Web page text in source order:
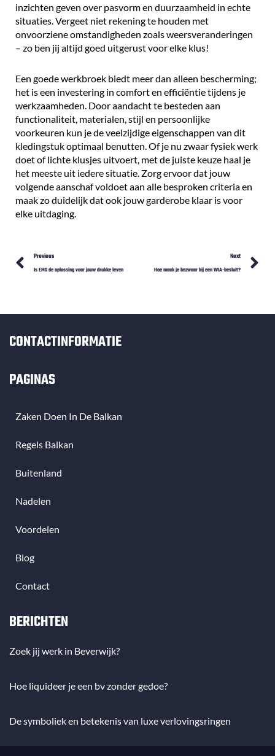
inzichten geven over pasvorm en duurzaamheid in echte
situaties. Vergeet niet rekening te houden met
onvoorziene omstandigheden zoals weersveranderingen
– zo ben jij altijd goed uitgerust voor elke klus!
Een goede werkbroek biedt meer dan alleen bescherming;
het is een investering in comfort en efficiëntie tijdens je
werkzaamheden. Door aandacht te besteden aan
functionaliteit, materialen, stijl en persoonlijke
voorkeuren kun je de veelzijdige eigenschappen van dit
kledingstuk optimaal benutten. Of je nu zwaar fysiek werk
doet of lichte klusjes uitvoert, met de juiste keuze haal je
het meeste uit iedere situatie. Zorg ervoor dat jouw
volgende aanschaf voldoet aan alle besproken criteria en
maak zo duidelijk dat ook jouw garderobe klaar is voor
elke uitdaging.
Prev
Previous
Is EMS de oplossing voor jouw drukke leven
Next
Hoe maak je bezwaar bij een WIA-besluit?
CONTACTINFORMATIE
PAGINAS
Zaken Doen In De Balkan
Regels Balkan
Buitenland
Nadelen
Voordelen
Blog
Contact
BERICHTEN
Zoek jij werk in Beverwijk?
Hoe liquideer je een bv zonder gedoe?
De symboliek en betekenis van luxe verlovingsringen